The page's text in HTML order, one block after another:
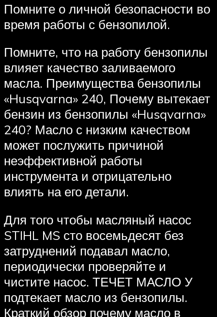
Помните о личной безопасности во
время работы с бензопилой.
Помните, что на работу бензопилы
влияет качество заливаемого
масла. Преимущества бензопилы
«Husqvarna» 240, Почему вытекает
бензин из бензопилы «Husqvarna»
240? Масло с низким качеством
может послужить причиной
неэффективной работы
инструмента и отрицательно
влиять на его детали.
Для того чтобы масляный насос
STIHL MS сто восемьдесят без
затруднений подавал масло,
периодически проверяйте и
чистите насос. ТЕЧЕТ МАСЛО У
подтекает масло из бензопилы.
Краткий обзор почему масло в